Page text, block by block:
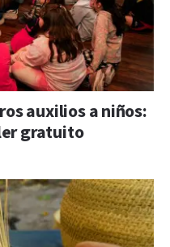
auxilios a niños:
gratuito